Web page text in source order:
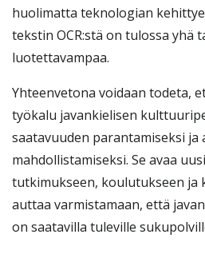
huolimatta teknologian
tekstin OCR:stä on tulossa yhä
luotettavampaa.
Yhteenvetona voidaan todeta,
työkalu javankielisen
saatavuuden parantamiseksi ja
mahdollistamiseksi. Se avaa
tutkimukseen, koulutukseen ja
auttaa varmistamaan, että
on saatavilla tuleville